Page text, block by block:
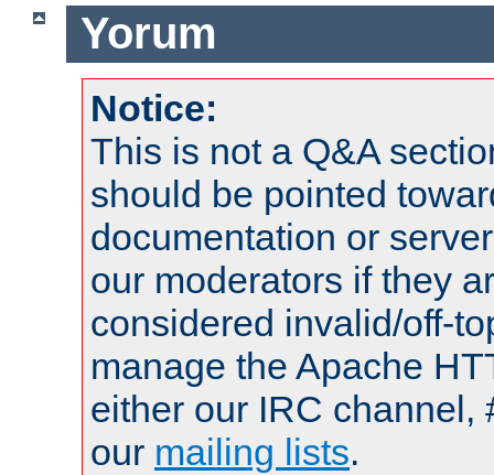
Yorum
Notice:
This is not a Q&A
should be pointed
documentation or
our moderators if they
considered invalid/off-
manage the Apache
either our IRC channel,
our mailing lists.